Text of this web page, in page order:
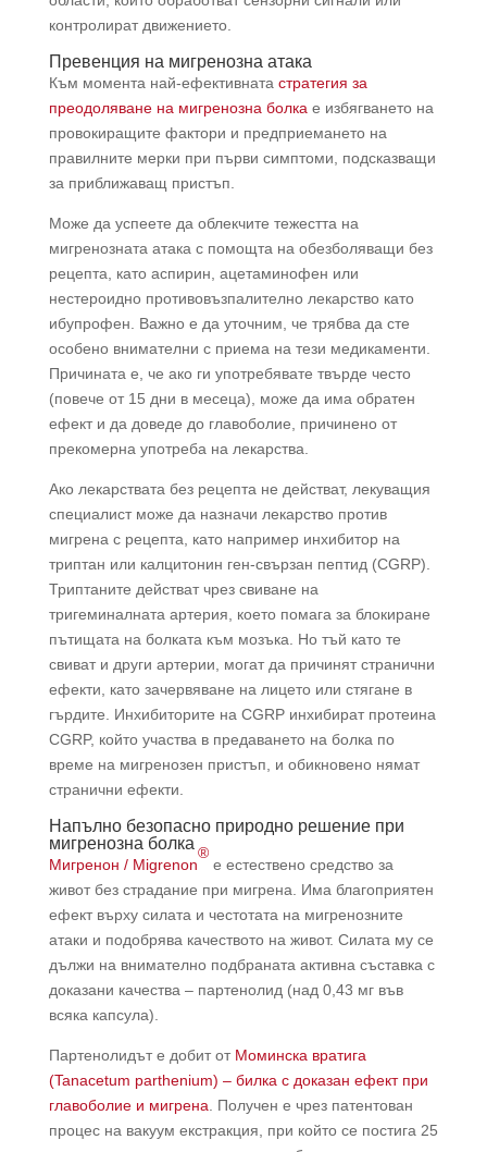
контролират движението.
Превенция на мигренозна атака
Към момента най-ефективната стратегия за
преодоляване на мигренозна болка е избягването на
провокиращите фактори и предприемането на
правилните мерки при първи симптоми, подсказващи
за приближаващ пристъп.
Може да успеете да облекчите тежестта на
мигренозната атака с помощта на обезболяващи без
рецепта, като аспирин, ацетаминофен или
нестероидно противовъзпалително лекарство като
ибупрофен. Важно е да уточним, че трябва да сте
особено внимателни с приема на тези медикаменти.
Причината е, че ако ги употребявате твърде често
(повече от 15 дни в месеца), може да има обратен
ефект и да доведе до главоболие, причинено от
прекомерна употреба на лекарства.
Ако лекарствата без рецепта не действат, лекуващия
специалист може да назначи лекарство против
мигрена с рецепта, като например инхибитор на
триптан или калцитонин ген-свързан пептид (CGRP).
Триптаните действат чрез свиване на
тригеминалната артерия, което помага за блокиране
пътищата на болката към мозъка. Но тъй като те
свиват и други артерии, могат да причинят странични
ефекти, като зачервяване на лицето или стягане в
гърдите. Инхибиторите на CGRP инхибират протеина
CGRP, който участва в предаването на болка по
време на мигренозен пристъп, и обикновено нямат
странични ефекти.
Напълно безопасно природно решение при
мигренозна болка
Мигренон / Migrenon
®
e естествено средство за
живот без страдание при мигрена. Има благоприятен
ефект върху силата и честотата на мигренозните
атаки и подобрява качеството на живот. Силата му се
дължи на внимателно подбраната активна съставка с
доказани качества – партенолид (над 0,43 мг във
всяка капсула).
Партенолидът е добит от Моминска вратига
(Tanacetum parthenium) – билка с доказан ефект при
главоболие и мигрена . Получен е чрез патентован
процес на вакуум екстракция, при който се постига 25